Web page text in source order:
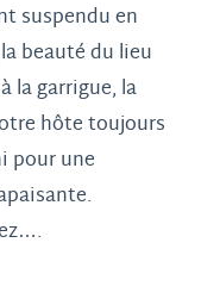
suspendu en
beauté du lieu
la garrigue, la
hôte toujours
pour une